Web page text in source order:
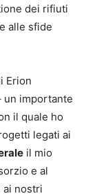
dei rifiuti
alle sfide
Erion
un importante
il quale ho
legati ai
il mio
e al
nostri